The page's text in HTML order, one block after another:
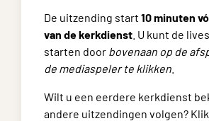
De uitzending start 10 minuten
van de kerkdienst . U kunt de
starten door bovenaan op de
de mediaspeler te klikken
Wilt u een eerdere kerkdienst
andere uitzendingen volgen?